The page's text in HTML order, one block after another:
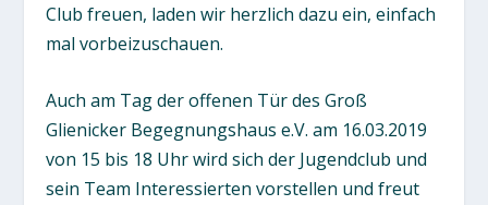
Club freuen, laden wir herzlich dazu ein, einfach
mal vorbeizuschauen.
Auch am Tag der offenen Tür des Groß
Glienicker Begegnungshaus e.V. am 16.03.2019
von 15 bis 18 Uhr wird sich der Jugendclub und
sein Team Interessierten vorstellen und freut